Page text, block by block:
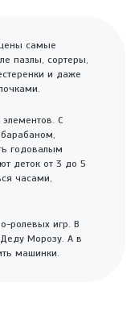
самые
пазлы, сортеры,
и даже
С
годовалым
деток от 3 до 5
часами,
ролевых игр. В
Морозу. А в
машинки.